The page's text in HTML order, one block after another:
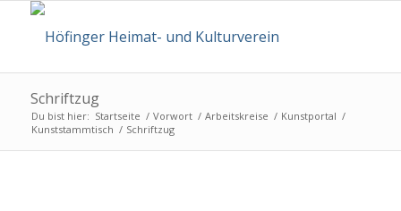
Schriftzug
Du bist hier: Startseite / Vorwort / Arbeitskreise / Kunstportal /
Kunststammtisch / Schriftzug